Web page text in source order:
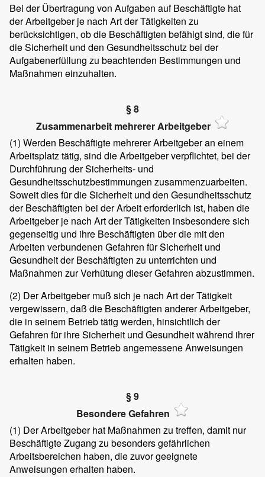
Bei der Übertragung von Aufgaben auf Beschäftigte hat
der Arbeitgeber je nach Art der Tätigkeiten zu
berücksichtigen, ob die Beschäftigten befähigt sind, die für
die Sicherheit und den Gesundheitsschutz bei der
Aufgabenerfüllung zu beachtenden Bestimmungen und
Maßnahmen einzuhalten.
§ 8
Zusammenarbeit mehrerer Arbeitgeber
(1) Werden Beschäftigte mehrerer Arbeitgeber an einem
Arbeitsplatz tätig, sind die Arbeitgeber verpflichtet, bei der
Durchführung der Sicherheits- und
Gesundheitsschutzbestimmungen zusammenzuarbeiten.
Soweit dies für die Sicherheit und den Gesundheitsschutz
der Beschäftigten bei der Arbeit erforderlich ist, haben die
Arbeitgeber je nach Art der Tätigkeiten insbesondere sich
gegenseitig und ihre Beschäftigten über die mit den
Arbeiten verbundenen Gefahren für Sicherheit und
Gesundheit der Beschäftigten zu unterrichten und
Maßnahmen zur Verhütung dieser Gefahren abzustimmen.
(2) Der Arbeitgeber muß sich je nach Art der Tätigkeit
vergewissern, daß die Beschäftigten anderer Arbeitgeber,
die in seinem Betrieb tätig werden, hinsichtlich der
Gefahren für ihre Sicherheit und Gesundheit während ihrer
Tätigkeit in seinem Betrieb angemessene Anweisungen
erhalten haben.
§ 9
Besondere Gefahren
(1) Der Arbeitgeber hat Maßnahmen zu treffen, damit nur
Beschäftigte Zugang zu besonders gefährlichen
Arbeitsbereichen haben, die zuvor geeignete
Anweisungen erhalten haben.